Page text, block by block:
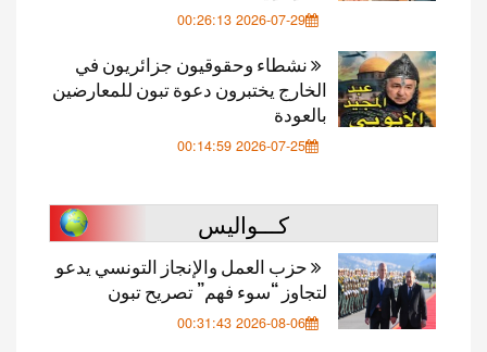
2026-07-29 00:26:13
نشطاء وحقوقيون جزائريون في
الخارج يختبرون دعوة تبون للمعارضين
بالعودة
2026-07-25 00:14:59
كـــواليس
حزب العمل والإنجاز التونسي يدعو
لتجاوز “سوء فهم” تصريح تبون
2026-08-06 00:31:43